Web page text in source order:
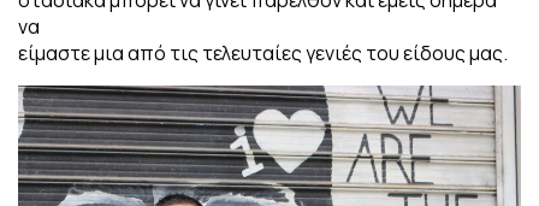
να
είμαστε μια από τις τελευταίες γενιές του είδους μας.